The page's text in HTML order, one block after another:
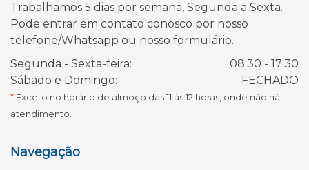
Trabalhamos 5 dias por semana, Segunda a Sexta.
Pode entrar em contato conosco por nosso
telefone/Whatsapp ou nosso formulário.
Segunda - Sexta-feira:
08:30 - 17:30
Sábado e Domingo:
FECHADO
* Exceto no horário de almoço das 11 às 12 horas, onde não há
atendimento.
Navegação